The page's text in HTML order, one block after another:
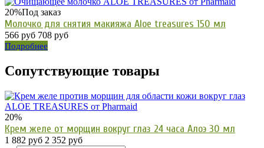
20%Под заказ
Молочко для снятия макияжа Aloe treasures 150 мл
566 руб 708 руб
Подробнее
Сопутствующие товары
20%
Крем желе от морщин вокруг глаз 24 часа Алоэ 30 мл
1 882 руб 2 352 руб